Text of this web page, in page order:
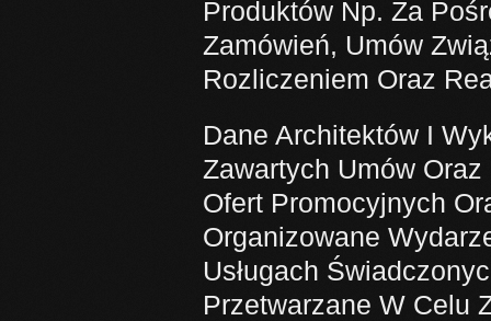
Produktów Np. Za
Zamówień, Umów
Rozliczeniem Oraz
Dane Architektów I
Zawartych Umów
Ofert Promocyjnych
Organizowane
Usługach
Przetwarzane W Celu